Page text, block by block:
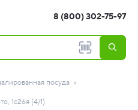
8 (800) 302-75-97
посуда
1с26я (4/1)